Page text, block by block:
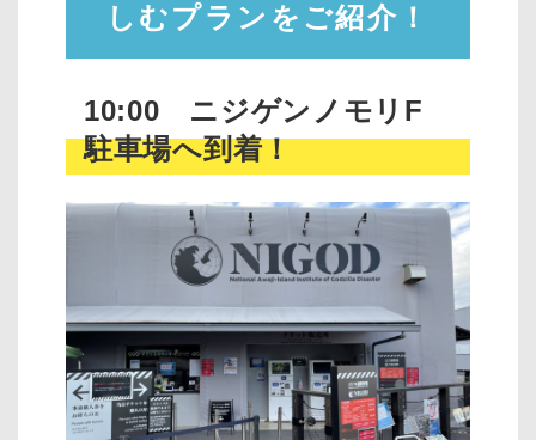
しむプランをご紹介！
10:00 ニジゲンノモリF
駐車場へ到着！